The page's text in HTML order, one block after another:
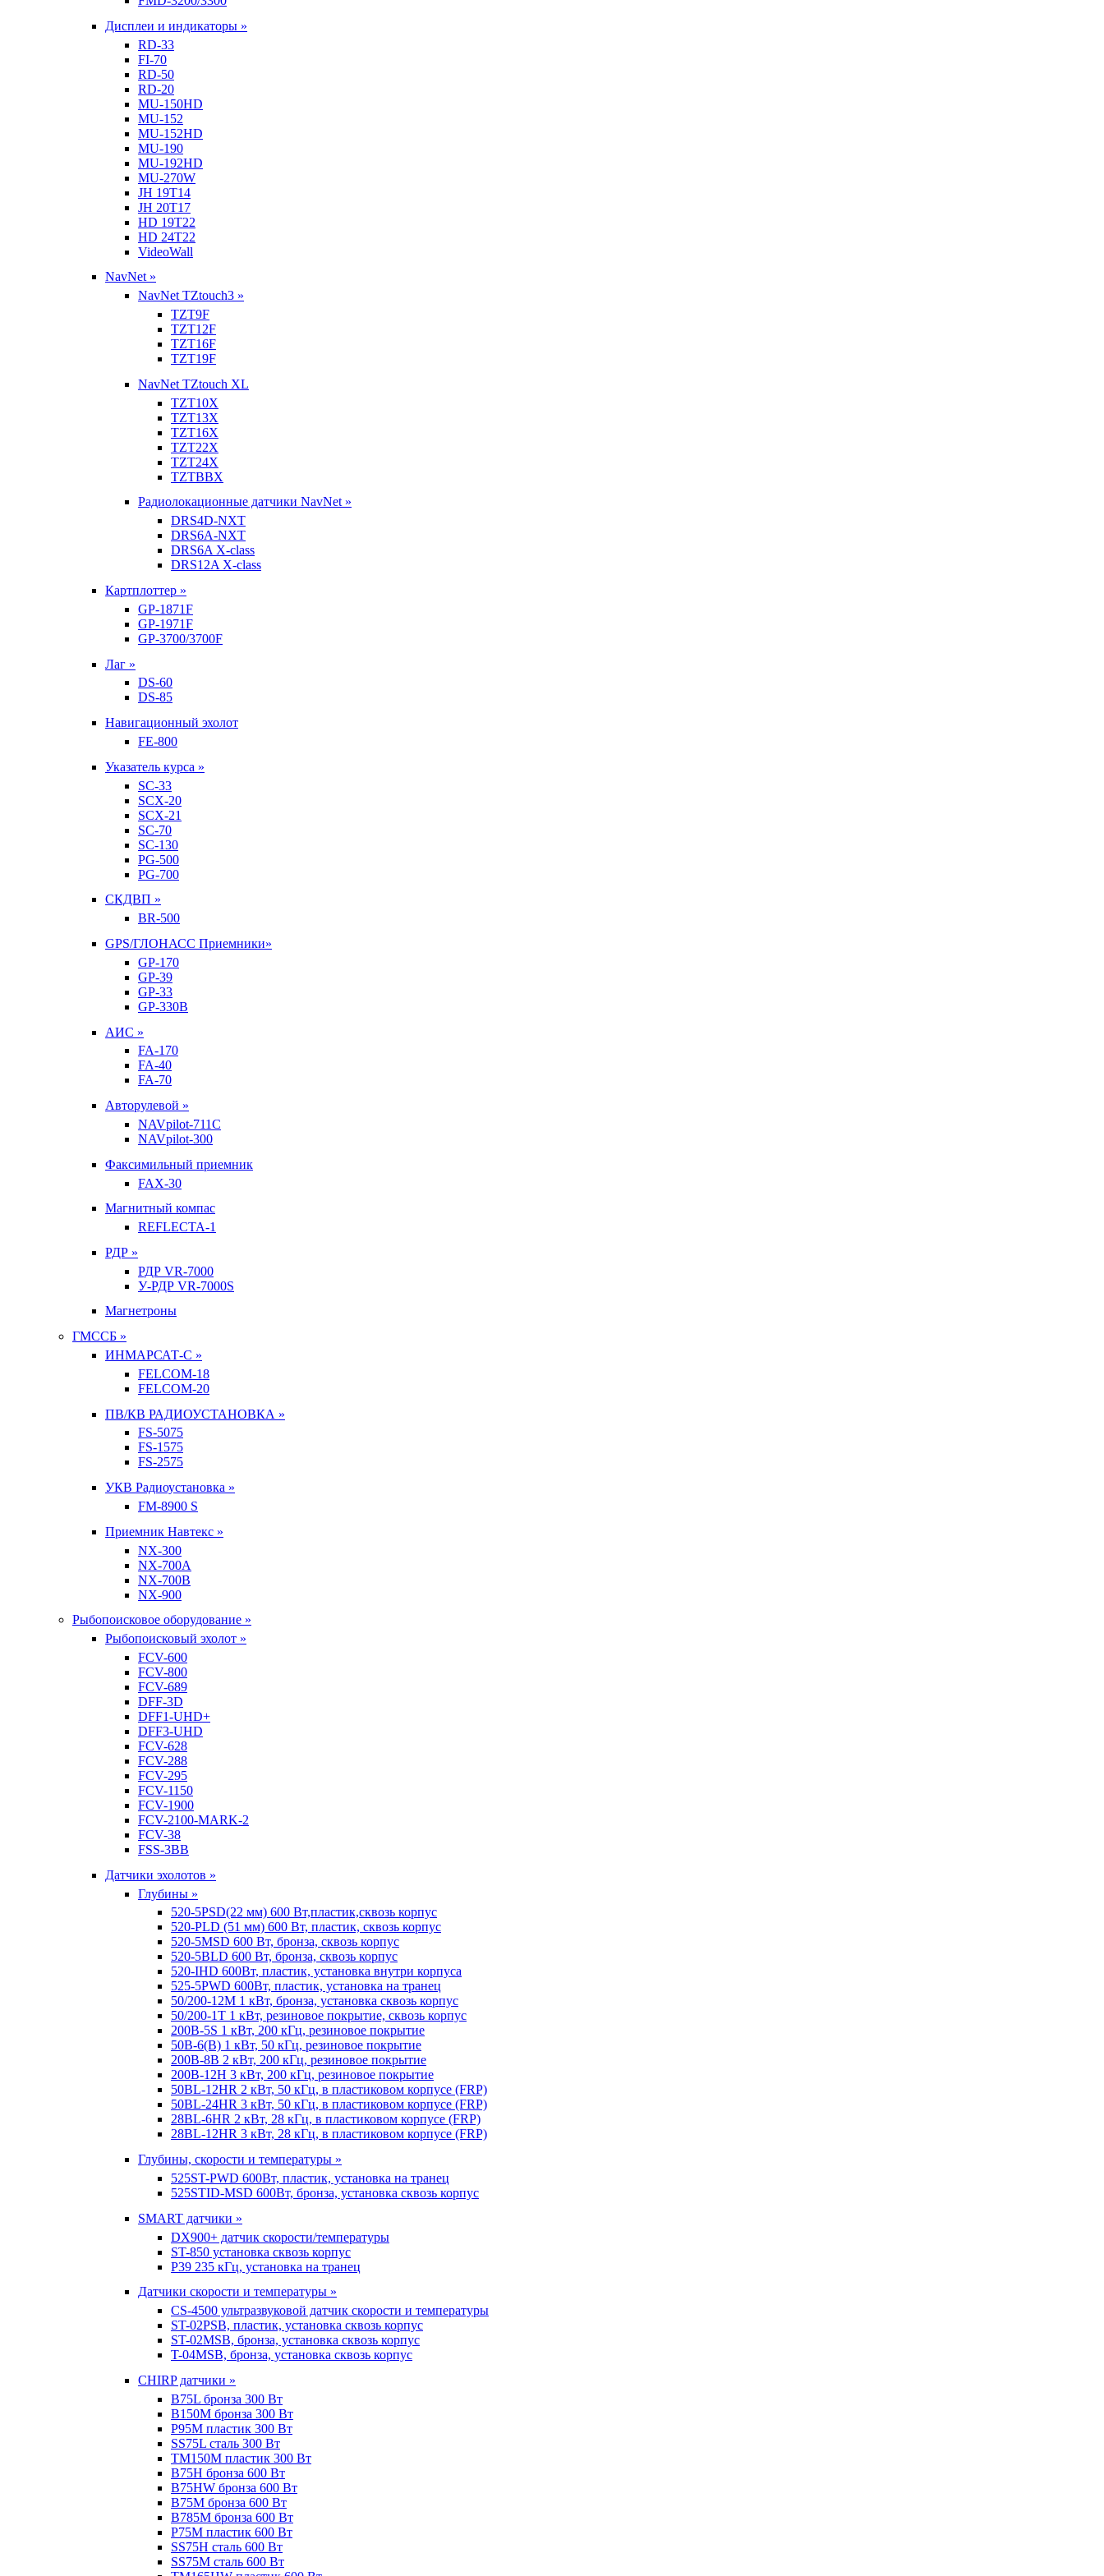
Дисплеи и индикаторы »
RD-33
FI-70
RD-50
RD-20
MU-150HD
MU-152
MU-152HD
MU-190
MU-192HD
MU-270W
JH 19T14
JH 20T17
HD 19T22
HD 24T22
VideoWall
NavNet »
NavNet TZtouch3 »
TZT9F
TZT12F
TZT16F
TZT19F
NavNet TZtouch XL
TZT10X
TZT13X
TZT16X
TZT22X
TZT24X
TZTBBX
Радиолокационные датчики NavNet »
DRS4D-NXT
DRS6A-NXT
DRS6A X-class
DRS12A X-class
Картплоттер »
GP-1871F
GP-1971F
GP-3700/3700F
Лаг »
DS-60
DS-85
Навигационный эхолот
FE-800
Указатель курса »
SC-33
SCX-20
SCX-21
SC-70
SC-130
PG-500
PG-700
СКДВП »
BR-500
GPS/ГЛОНАСС Приемники»
GP-170
GP-39
GP-33
GP-330B
АИС »
FA-170
FA-40
FA-70
Авторулевой »
NAVpilot-711С
NAVpilot-300
Факсимильный приемник
FAX-30
Магнитный компас
REFLECTA-1
РДР »
РДР VR-7000
У-РДР VR-7000S
Магнетроны
ГМССБ »
ИНМАРСАТ-С »
FELCOM-18
FELCOM-20
ПВ/КВ РАДИОУСТАНОВКА »
FS-5075
FS-1575
FS-2575
УКВ Радиоустановка »
FM-8900 S
Приемник Навтекс »
NX-300
NX-700A
NX-700B
NX-900
Рыбопоисковое оборудование »
Рыбопоисковый эхолот »
FCV-600
FCV-800
FCV-689
DFF-3D
DFF1-UHD+
DFF3-UHD
FCV-628
FCV-288
FCV-295
FCV-1150
FCV-1900
FCV-2100-MARK-2
FCV-38
FSS-3BB
Датчики эхолотов »
Глубины »
520-5PSD(22 мм) 600 Вт,пластик,сквозь корпус
520-PLD (51 мм) 600 Вт, пластик, сквозь корпус
520-5MSD 600 Вт, бронза, сквозь корпус
520-5BLD 600 Вт, бронза, сквозь корпус
520-IHD 600Вт, пластик, установка внутри корпуса
525-5PWD 600Вт, пластик, установка на транец
50/200-12M 1 кВт, бронза, установка сквозь корпус
50/200-1T 1 кВт, резиновое покрытие, сквозь корпус
200B-5S 1 кВт, 200 кГц, резиновое покрытие
50B-6(B) 1 кВт, 50 кГц, резиновое покрытие
200B-8B 2 кВт, 200 кГц, резиновое покрытие
200B-12H 3 кВт, 200 кГц, резиновое покрытие
50BL-12HR 2 кВт, 50 кГц, в пластиковом корпусе (FRP)
50BL-24HR 3 кВт, 50 кГц, в пластиковом корпусе (FRP)
28BL-6HR 2 кВт, 28 кГц, в пластиковом корпусе (FRP)
28BL-12HR 3 кВт, 28 кГц, в пластиковом корпусе (FRP)
Глубины, скорости и температуры »
525ST-PWD 600Вт, пластик, установка на транец
525STID-MSD 600Вт, бронза, установка сквозь корпус
SMART датчики »
DX900+ датчик скорости/температуры
ST-850 установка сквозь корпус
P39 235 кГц, установка на транец
Датчики скорости и температуры »
CS-4500 ультразвуковой датчик скорости и температуры
ST-02PSB, пластик, установка сквозь корпус
ST-02MSB, бронза, установка сквозь корпус
T-04MSB, бронза, установка сквозь корпус
CHIRP датчики »
B75L бронза 300 Вт
B150M бронза 300 Вт
P95M пластик 300 Вт
SS75L сталь 300 Вт
TM150M пластик 300 Вт
B75H бронза 600 Вт
B75HW бронза 600 Вт
B75M бронза 600 Вт
B785M бронза 600 Вт
P75M пластик 600 Вт
SS75H сталь 600 Вт
SS75M сталь 600 Вт